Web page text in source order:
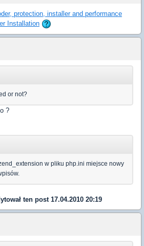
protection, installer and performance
Installation
or not?
?
w pliku php.ini miejsce nowy
ten post 17.04.2010 20:19